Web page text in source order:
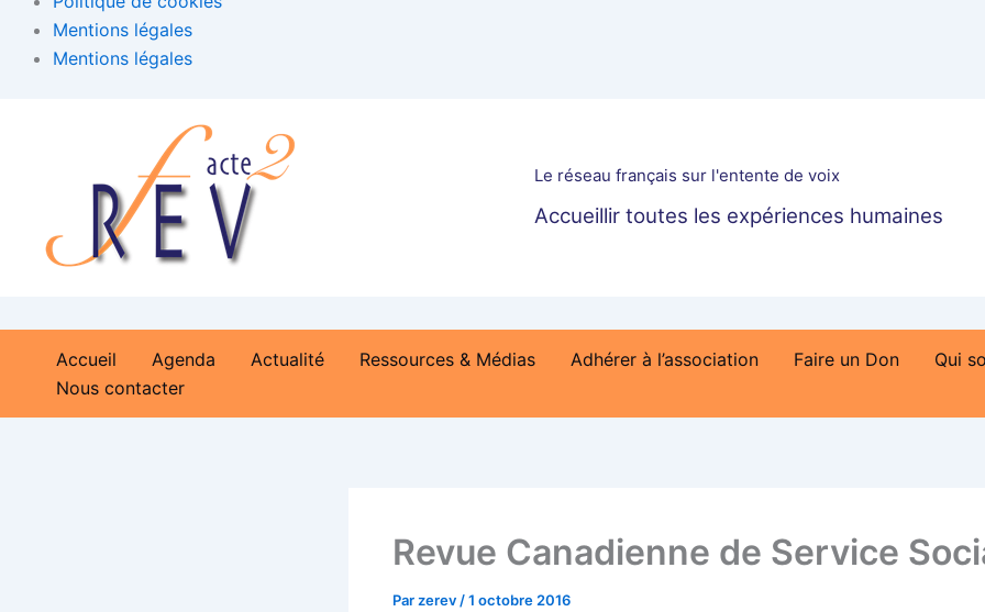
Mentions légales
Mentions légales
Le réseau français sur l'entente de voix
Accueillir toutes les expériences humaines
Accueil Agenda Actualité Ressources & Médias Adhérer à l’association Faire un Don
Qui
Nous contacter
Revue Canadienne de Service
Parzerev /1 octobre 2016